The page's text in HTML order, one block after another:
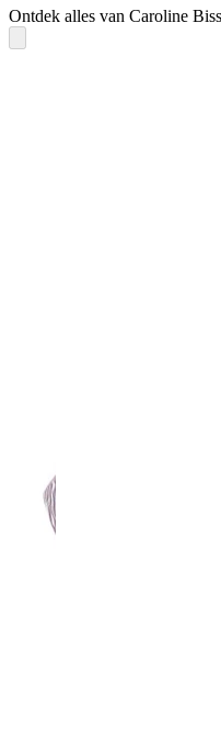
Ontdek alles van Caroline Biss